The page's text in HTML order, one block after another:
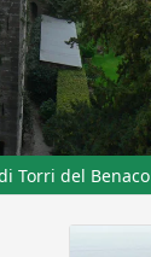
Torri del Benaco